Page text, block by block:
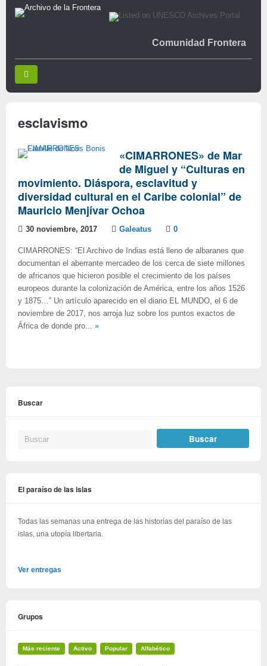
Comunidad Frontera
esclavismo
«CIMARRONES» de Mar
de Miguel y “Culturas en
movimiento. Diáspora, esclavitud y
diversidad cultural en el Caribe colonial” de
Mauricio Menjívar Ochoa
30 noviembre, 2017 Galeatus 0
CIMARRONES: “El Archivo de Indias está lleno de albaranes que
documentan el aberrante mercadeo de los cerca de siete millones
de africanos que hicieron posible el crecimiento de los países
europeos durante la colonización de América, entre los años 1526
y 1875…” Un artículo aparecido en el diario EL MUNDO, el 6 de
noviembre de 2017, nos arroja luz sobre los puntos exactos de
África de donde pro... »
Buscar
El paraíso de las islas
Todas las semanas una entrega de las historias del paraíso de las
islas, una utopía libertaria.
Ver entregas
Grupos
Más reciente Activo Popular Alfabético